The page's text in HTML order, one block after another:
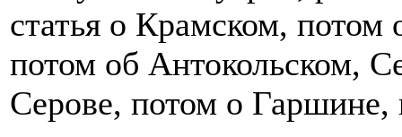
статья о Крамском,
потом об Антокольском,
Серове, потом о